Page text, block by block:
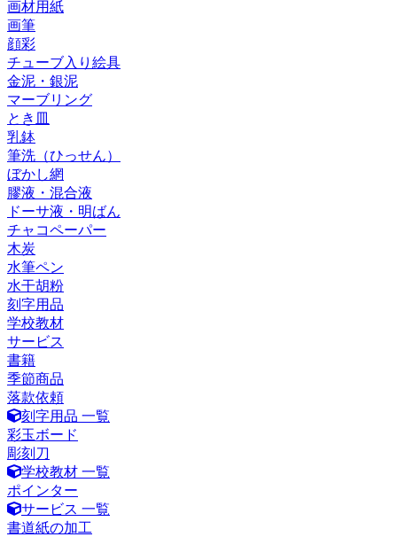
画材用紙
画筆
顔彩
チューブ入り絵具
金泥・銀泥
マーブリング
とき皿
乳鉢
筆洗（ひっせん）
ぼかし網
膠液・混合液
ドーサ液・明ばん
チャコペーパー
木炭
水筆ペン
水干胡粉
刻字用品
学校教材
サービス
書籍
季節商品
落款依頼
刻字用品 一覧
彩玉ボード
彫刻刀
学校教材 一覧
ポインター
サービス 一覧
書道紙の加工